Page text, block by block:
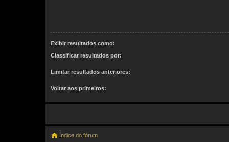
Exibir resultados como:
Classificar resultados por:
Limitar resultados anteriores:
Voltar aos primeiros:
Índice do fórum